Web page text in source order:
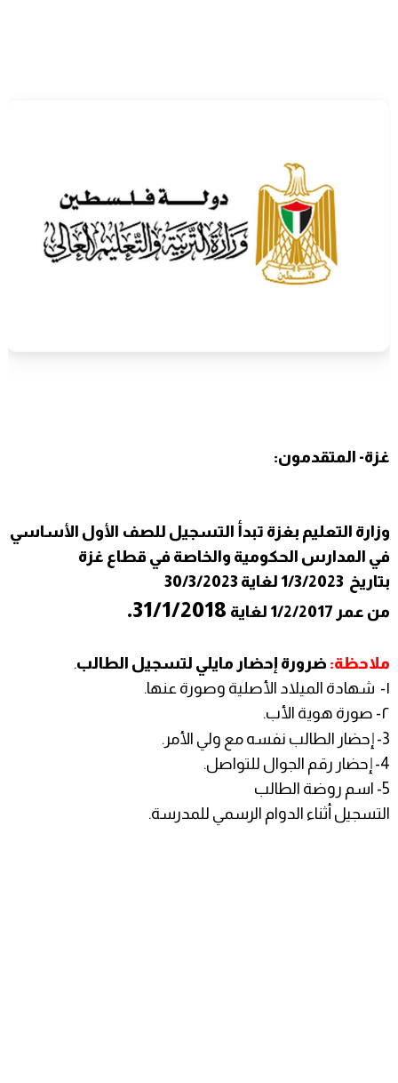
غزة- المتقدمون:
وزارة التعليم بغزة تبدأ التسجيل للصف الأول الأساسي
في المدارس الحكومية والخاصة في قطاع غزة
بتاريخ
من عمر 1/2/2017 ل
غاية
ملاحظة: ضرورة إحضار مايلي لتسجيل الطالب.
١- شهادة الميلاد الأصلية وصورة عنها.
٢- صورة هوية الأب.
3- إحضار الطالب نفسه مع ولي الأمر.
4- إحضار رقم الجوال للتواصل.
5- اسم روضة الطالب
التسجيل أثناء الدوام الرسمي للمدرسة.